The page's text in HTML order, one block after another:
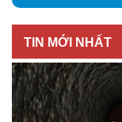
TIN MỚI NHẤT